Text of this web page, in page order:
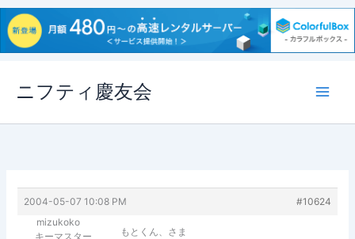
ス
ニフティ慶友会
2004-05-07 10:08 PM
#10624
mizukoko
キーマスター
もとくん、さま